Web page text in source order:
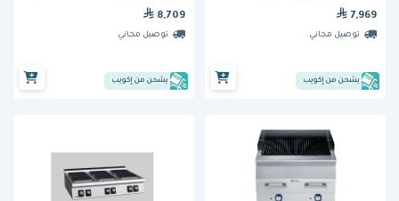
7,969
توصيل مجاني
يشحن من إكويب
8,709
توصيل مجاني
يشحن من إكويب